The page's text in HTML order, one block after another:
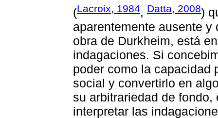
(Lacroix, 1984, Datta, 2008)
aparentemente ausente
obra de Durkheim, está
indagaciones. Si
poder como la capacidad
social y convertirlo en
su arbitrariedad de
interpretar las